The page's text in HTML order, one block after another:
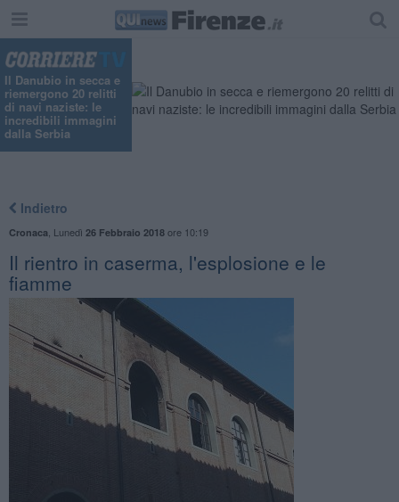
Il Danubio in secca e
riemergono 20 relitti
di navi naziste: le
incredibili immagini
dalla Serbia
Indietro
Cronaca Lunedì 26 Febbraio 2018ore 10:19
Il rientro in caserma, l'esplosione e le
fiamme